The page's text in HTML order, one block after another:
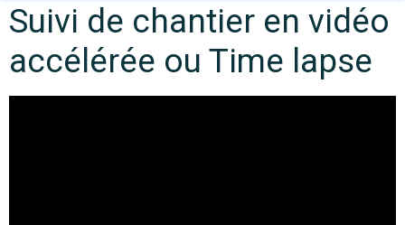
Suivi de chantier en vidéo
accélérée ou Time lapse